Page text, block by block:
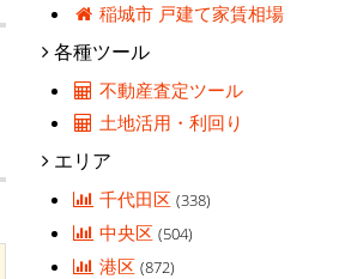
稲城市 戸建て家賃相場
各種ツール
不動産査定ツール
土地活用・利回り
エリア
千代田区(338)
中央区(504)
港区(872)